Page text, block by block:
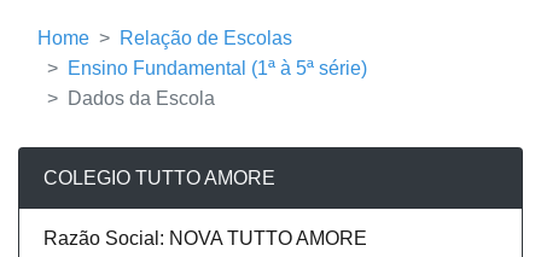
Home
Relação de Escolas
Ensino Fundamental (1ª à 5ª série)
Dados da Escola
COLEGIO TUTTO AMORE
Razão Social: NOVA TUTTO AMORE